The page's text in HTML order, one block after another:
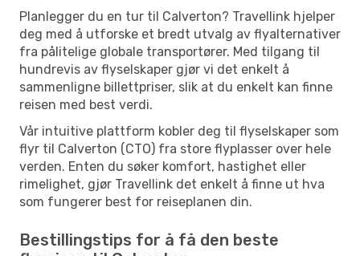
Planlegger du en tur til Calverton? Travellink hjelper
deg med å utforske et bredt utvalg av flyalternativer
fra pålitelige globale transportører. Med tilgang til
hundrevis av flyselskaper gjør vi det enkelt å
sammenligne billettpriser, slik at du enkelt kan finne
reisen med best verdi.
Vår intuitive plattform kobler deg til flyselskaper som
flyr til Calverton (CTO) fra store flyplasser over hele
verden. Enten du søker komfort, hastighet eller
rimelighet, gjør Travellink det enkelt å finne ut hva
som fungerer best for reiseplanen din.
Bestillingstips for å få den beste